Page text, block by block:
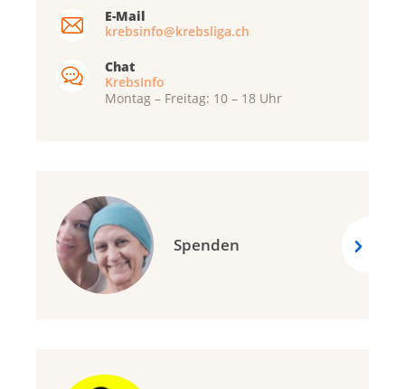
E-Mail
krebsinfo@krebsliga.ch
Chat
KrebsInfo
Montag – Freitag: 10 – 18 Uhr
Spenden